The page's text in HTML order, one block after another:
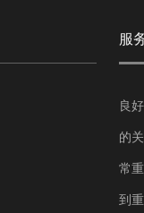
服
良
的
常
到